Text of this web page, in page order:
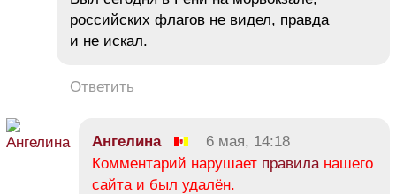
российских флагов не видел, правда
и не искал.
Ответить
Ангелина
6 мая, 14:18
Комментарий нарушает правила нашего
сайта и был удалён.